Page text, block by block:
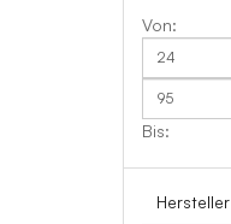
Hersteller